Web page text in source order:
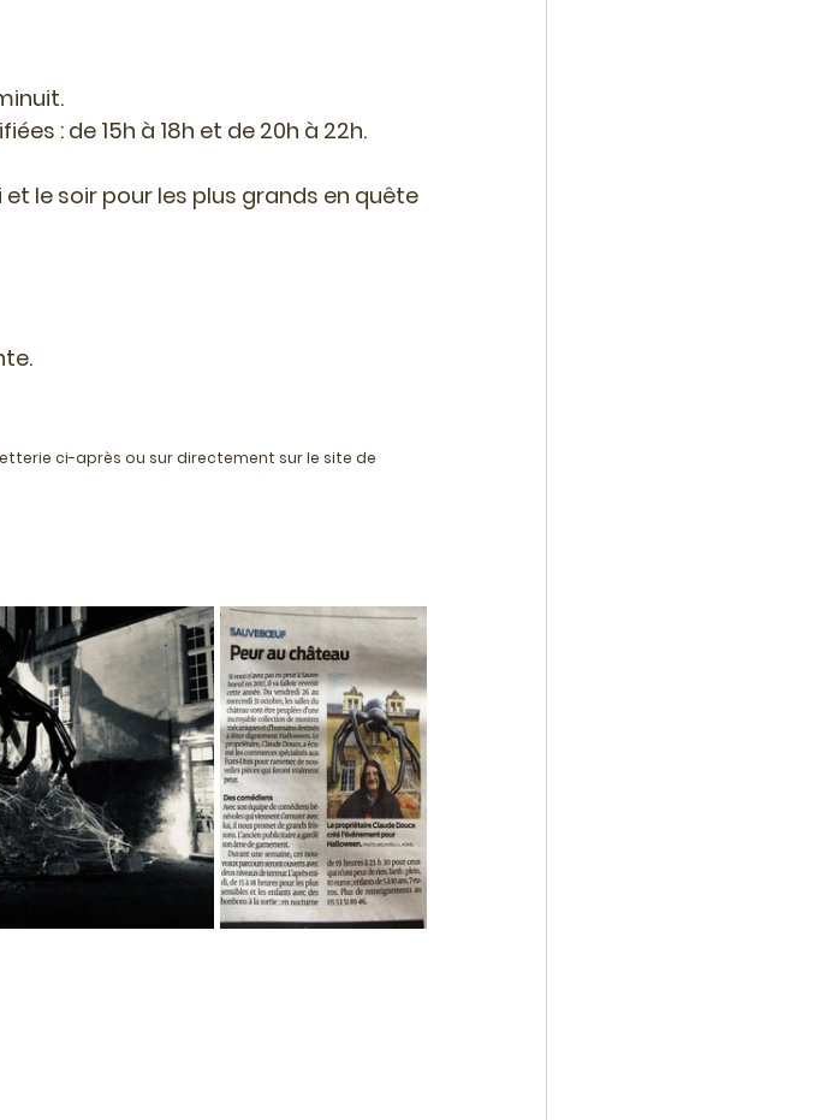
: de 15h à 18h et de 20h à 22h.
le soir pour les plus grands en quête
ci-après ou sur directement sur le site de